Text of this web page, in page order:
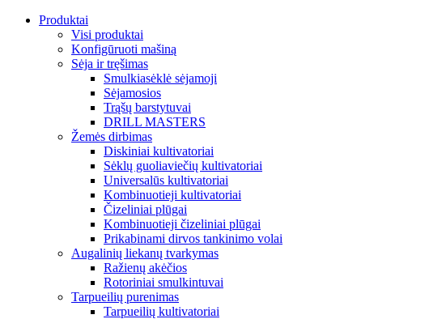
Produktai
Visi produktai
Konfigūruoti mašiną
Sėja ir tręšimas
Smulkiasėklė sėjamoji
Sėjamosios
Trąšų barstytuvai
DRILL MASTERS
Žemės dirbimas
Diskiniai kultivatoriai
Sėklų guoliaviečių kultivatoriai
Universalūs kultivatoriai
Kombinuotieji kultivatoriai
Čizeliniai plūgai
Kombinuotieji čizeliniai plūgai
Prikabinami dirvos tankinimo volai
Augalinių liekanų tvarkymas
Ražienų akėčios
Rotoriniai smulkintuvai
Tarpueilių purenimas
Tarpueilių kultivatoriai